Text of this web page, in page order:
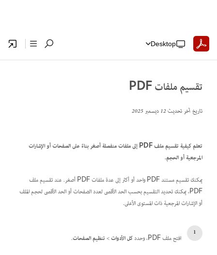
Desktop
تقسيم ملفات PDF
تاريخ آخر تحديث12 ديسمبر 2025
تعلم كيفية تقسيم ملف PDF إلى ملفات منفصلة أصغر بناءً على الصفحات أو الإشارات
المرجعية أو الحجم.
يمكنك تقسيم مستند PDF واحد أو أكثر إلى عدة ملفات PDF أصغر. عند تقسيم ملف
PDF، يمكنك تحديد التقسيم بحسب الحد الأقصى لعدد الصفحات أو الحد الأقصى لحجم الملف
أو الإشارات المرجعية ذات المستوى الأعلى.
افتح ملف PDF، وحدد كل الأدوات>تنظيم الصفحات.